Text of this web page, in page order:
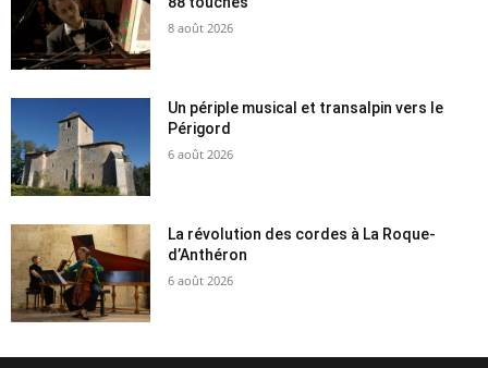
8 août 2026
Un périple musical et transalpin vers le
Périgord
6 août 2026
La révolution des cordes à La Roque-
d’Anthéron
6 août 2026